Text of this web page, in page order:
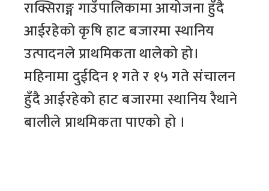
राक्सिराङ्ग गाउँपालिकामा आयोजना हुँदै
आईरहेको कृषि हाट बजारमा स्थानिय
उत्पादनले प्राथमिकता थालेको हो।
महिनामा दुईदिन १ गते र १५ गते संचालन
हुँदै आईरहेको हाट बजारमा स्थानिय रैथाने
बालीले प्राथमिकता पाएको हो ।